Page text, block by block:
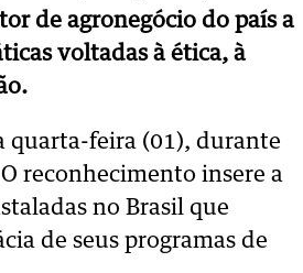
de agronegócio do país a
voltadas à ética, à
quarta-feira (01), durante
reconhecimento insere a
no Brasil que
de seus programas de